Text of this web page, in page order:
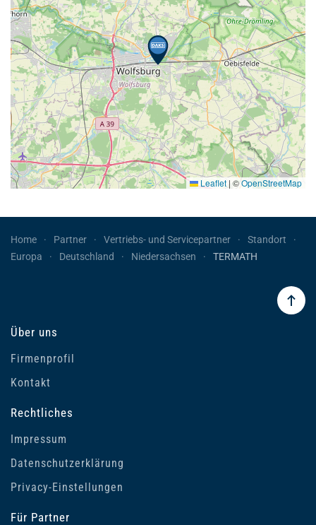
Leaflet | ©OpenStreetMap
Home Partner Vertriebs- und Servicepartner
Standort
Europa
Deutschland Niedersachsen TERMATH
Über uns
Firmenprofil
Kontakt
Rechtliches
Impressum
Datenschutzerklärung
Privacy-Einstellungen
Für Partner